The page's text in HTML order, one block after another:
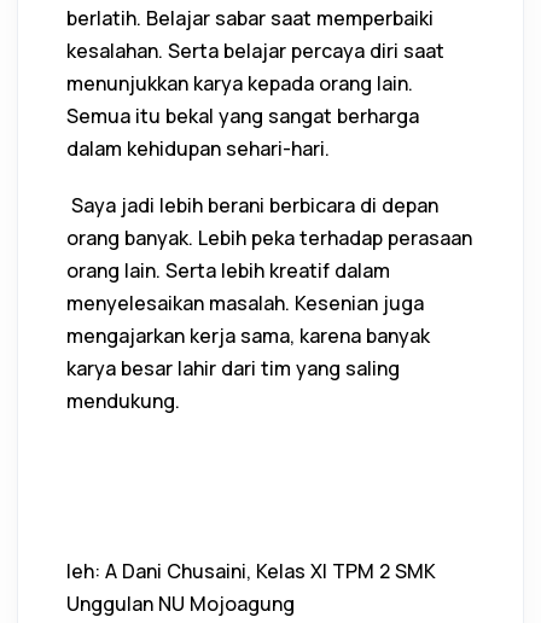
berlatih. Belajar sabar saat memperbaiki
kesalahan. Serta belajar percaya diri saat
menunjukkan karya kepada orang lain.
Semua itu bekal yang sangat berharga
dalam kehidupan sehari-hari.
Saya jadi lebih berani berbicara di depan
orang banyak. Lebih peka terhadap perasaan
orang lain. Serta lebih kreatif dalam
menyelesaikan masalah. Kesenian juga
mengajarkan kerja sama, karena banyak
karya besar lahir dari tim yang saling
mendukung.
leh: A Dani Chusaini, Kelas XI TPM 2 SMK
Unggulan NU Mojoagung